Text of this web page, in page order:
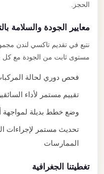
الحجز.
معايير الجودة والسلامة
نتبع في تقديم تاكسي لندن
مستوى ثابت من الجودة مع كل
فحص دوري لحالة المركبات
تقييم مستمر لأداء
وضع خطط بديلة
تحديث مستمر لإجراءات
الممارسات
تغطيتنا الجغرافية